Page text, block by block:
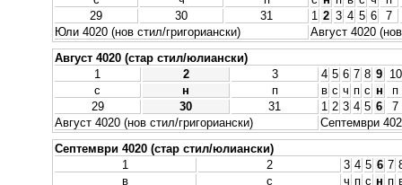
29
30 31 1 2 3 4 5 6
7
Юли 4020 (нов стил/григориански)
Август 4020
Август 4020 (стар стил/юлиански)
1
2 3 4 5 6 7 8 9 10
с
н п в с ч п с н
п
29
30 31 1 2 3 4 5 6
7
Август 4020 (нов стил/григориански)
Септември
Септември 4020 (стар стил/юлиански)
1
2 3 4 5 6 7
в
с ч п с н п